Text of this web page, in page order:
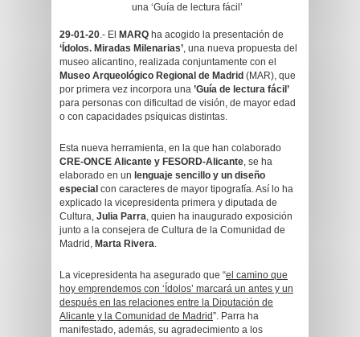
una ‘Guía de lectura fácil’
29-01-20.- El MARQ ha acogido la presentación de
‘Ídolos. Miradas Milenarias’, una nueva propuesta del
museo alicantino, realizada conjuntamente con el
Museo Arqueológico Regional de Madrid (MAR), que
por primera vez incorpora una ’Guía de lectura fácil’
para personas con dificultad de visión, de mayor edad
o con capacidades psíquicas distintas.
Esta nueva herramienta, en la que han colaborado
CRE-ONCE Alicante y FESORD-Alicante, se ha
elaborado en un lenguaje sencillo y un diseño
especial con caracteres de mayor tipografía. Así lo ha
explicado la vicepresidenta primera y diputada de
Cultura, Julia Parra, quien ha inaugurado exposición
junto a la consejera de Cultura de la Comunidad de
Madrid, Marta Rivera.
La vicepresidenta ha asegurado que “el camino que
hoy emprendemos con ‘Ídolos’ marcará un antes y un
después en las relaciones entre la Diputación de
Alicante y la Comunidad de Madrid”. Parra ha
manifestado, además, su agradecimiento a los